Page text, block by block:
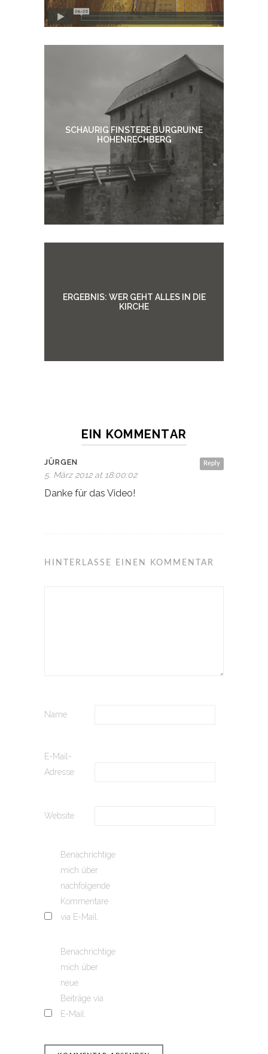
SCHAURIG FINSTERE BURGRUINE
HOHENRECHBERG
ERGEBNIS: WER GEHT ALLES IN DIE
KIRCHE
EIN KOMMENTAR
Reply
JÜRGEN
5. März 2012 at 18:00:02
Danke für das Video!
HINTERLASSE EINEN KOMMENTAR
Name
E-Mail-
Adresse
Website
Benachrichtige
mich über
nachfolgende
Kommentare
via E-Mail.
Benachrichtige
mich über
neue
Beiträge via
E-Mail.